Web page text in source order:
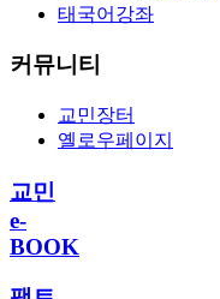
태국어강좌
커뮤니티
교민장터
옐로우페이지
교민
e-
BOOK